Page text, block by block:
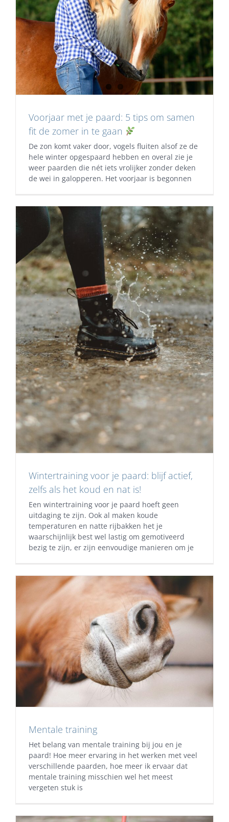
Voorjaar met je paard: 5 tips om samen
fit de zomer in te gaan
De zon komt vaker door, vogels fluiten alsof ze de
hele winter opgespaard hebben en overal zie je
weer paarden die nét iets vrolijker zonder deken
de wei in galopperen. Het voorjaar is begonnen
Wintertraining voor je paard: blijf actief,
zelfs als het koud en nat is!
Een wintertraining voor je paard hoeft geen
uitdaging te zijn. Ook al maken koude
temperaturen en natte rijbakken het je
waarschijnlijk best wel lastig om gemotiveerd
bezig te zijn, er zijn eenvoudige manieren om je
Mentale training
Het belang van mentale training bij jou en je
paard! Hoe meer ervaring in het werken met veel
verschillende paarden, hoe meer ik ervaar dat
mentale training misschien wel het meest
vergeten stuk is